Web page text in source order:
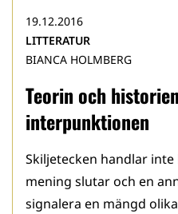
Teorin och
interpunktionen
19.12.2016
LITTERATUR
BIANCA HOLMBERG
Skiljetecken handlar
mening slutar och en
signalera en mängd